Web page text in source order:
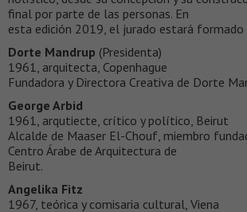
final por parte de las personas. En
esta edición 2019, el jurado estará formado
Dorte Mandrup (Presidenta)
1961, arquitecta, Copenhague
Fundadora y Directora Creativa de Dorte
George Arbid
1961, arqutiecte, crítico y político, Beirut
Alcalde de Maaser El-Chouf, miembro
Centro Árabe de Arquitectura de
Beirut.
Angelika Fitz
1967, teórica y comisaria cultural, Viena